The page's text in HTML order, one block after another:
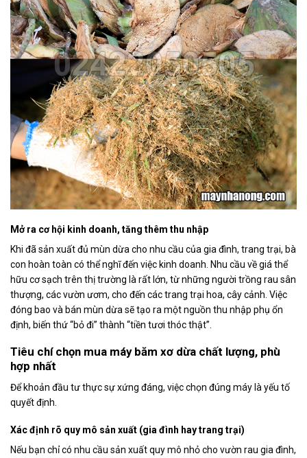
Mở ra cơ hội kinh doanh, tăng thêm thu nhập
Khi đã sản xuất đủ mùn dừa cho nhu cầu của gia đình, trang trại, bà
con hoàn toàn có thể nghĩ đến việc kinh doanh. Nhu cầu về giá thể
hữu cơ sạch trên thị trường là rất lớn, từ những người trồng rau sân
thượng, các vườn ươm, cho đến các trang trại hoa, cây cảnh. Việc
đóng bao và bán mùn dừa sẽ tạo ra một nguồn thu nhập phụ ổn
định, biến thứ “bỏ đi” thành “tiền tươi thóc thật”.
Tiêu chí chọn mua máy băm xơ dừa chất lượng, phù
hợp nhất
Để khoản đầu tư thực sự xứng đáng, việc chọn đúng máy là yếu tố
quyết định.
Xác định rõ quy mô sản xuất (gia đình hay trang trại)
Nếu bạn chỉ có nhu cầu sản xuất quy mô nhỏ cho vườn rau gia đình,